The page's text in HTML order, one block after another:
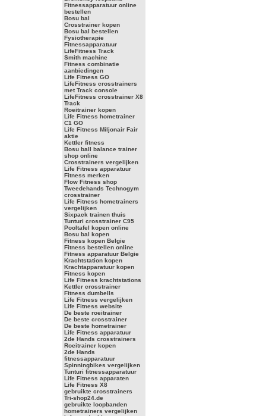
Fitnessapparatuur online
bestellen
Bosu bal
Crosstrainer kopen
Bosu bal bestellen
Fysiotherapie
Fitnessapparatuur
LifeFitness Track
Smith machine
Fitness combinatie
aanbiedingen
Life Fitness GO
LifeFitness crosstrainers
met Track console
LifeFitness crosstrainer X8
Track
Roeitrainer kopen
Life Fitness hometrainer
C1 GO
Life Fitness Miljonair Fair
aktie
Kettler fitness
Bosu ball balance trainer
shop online
Crosstrainers vergelijken
Life Fitness apparatuur
Fitness merken
Flow Fitness shop
Tweedehands Technogym
crosstrainer
Life Fitness hometrainers
vergelijken
Sixpack trainen thuis
Tunturi crosstrainer C95
Pooltafel kopen online
Bosu bal kopen
Fitness kopen Belgie
Fitness bestellen online
Fitness apparatuur Belgie
Krachtstation kopen
Krachtapparatuur kopen
Fitness kopen
Life Fitness krachtstations
Kettler crosstrainer
Fitness dumbells
Life Fitness vergelijken
Life Fitness website
De beste roeitrainer
De beste crosstrainer
De beste hometrainer
Life Fitness apparatuur
2de Hands crosstrainers
Roeitrainer kopen
2de Hands
fitnessapparatuur
Spinningbikes vergelijken
Tunturi fitnessapparatuur
Life Fitness apparaten
Life Fitness X8
gebruikte crosstrainers
Tri-shop24.de
gebruikte loopbanden
hometrainers vergelijken